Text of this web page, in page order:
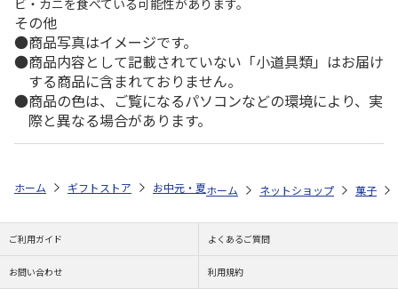
ビ・カニを食べている可能性があります。
その他
商品写真はイメージです。
商品内容として記載されていない「小道具類」はお届け
する商品に含まれておりません。
商品の色は、ご覧になるパソコンなどの環境により、実
際と異なる場合があります。
ホーム ギフトストア お中元・夏ギフト特集 2026 ゆうゆうギフト
ホーム ネットショップ 菓子
ご利用ガイド よくあるご質問
お問い合わせ 利用規約